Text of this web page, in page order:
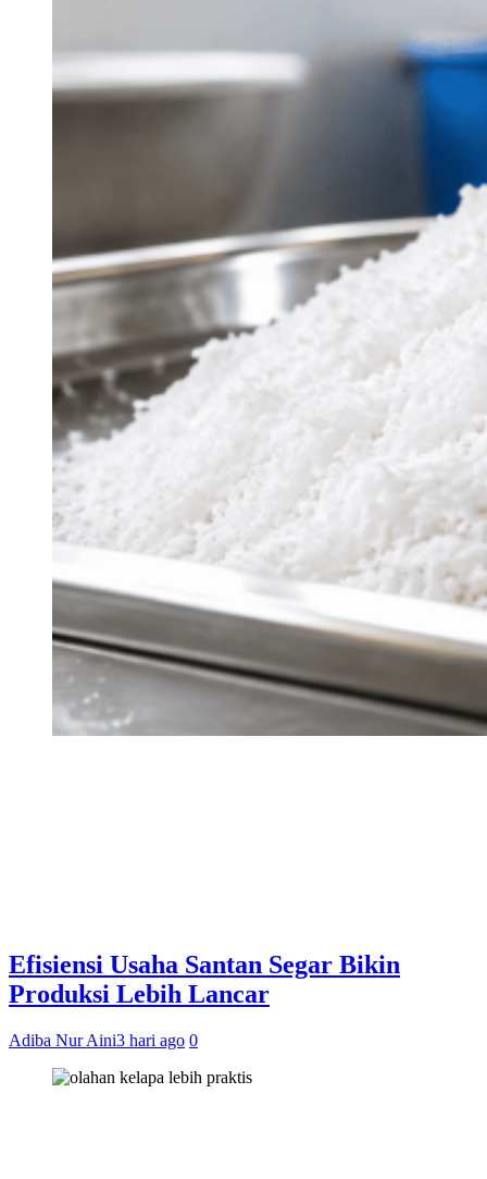
Efisiensi Usaha Santan Segar Bikin
Produksi Lebih Lancar
Adiba Nur Aini3 hari ago 0